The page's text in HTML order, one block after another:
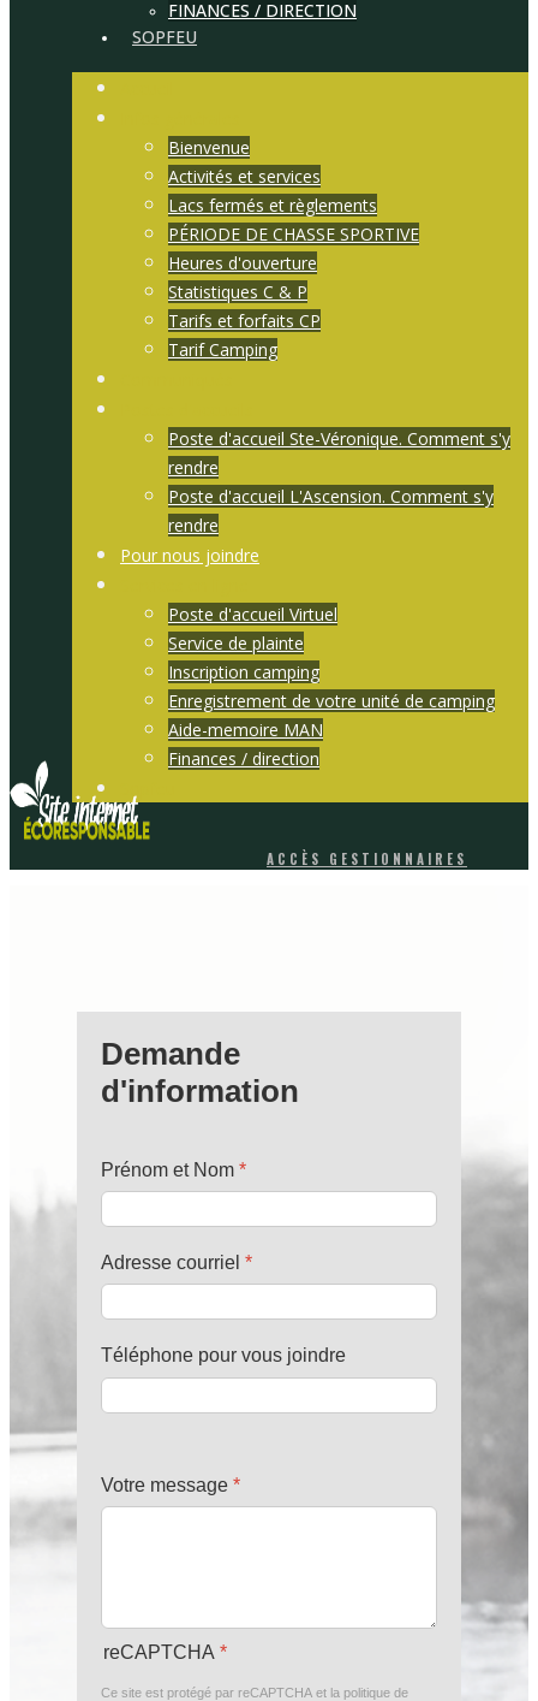
FINANCES / DIRECTION
SOPFEU
Bienvenue
Activités et services
Lacs fermés et règlements
PÉRIODE DE CHASSE SPORTIVE
Heures d'ouverture
Statistiques C & P
Tarifs et forfaits CP
Tarif Camping
Poste d'accueil Ste-Véronique. Comment s'y
rendre
Poste d'accueil L'Ascension. Comment s'y
rendre
Pour nous joindre
Poste d'accueil Virtuel
Service de plainte
Inscription camping
Enregistrement de votre unité de camping
Aide-memoire MAN
Finances / direction
ACCÈS GESTIONNAIRES
Demande
d'information
Prénom et Nom *
Adresse courriel *
Téléphone pour vous joindre
Votre message *
reCAPTCHA *
Ce site est protégé par reCAPTCHA et la politique de